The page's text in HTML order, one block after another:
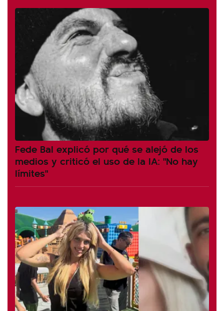
Fede Bal explicó por qué se alejó de los
medios y criticó el uso de la IA: "No hay
límites"